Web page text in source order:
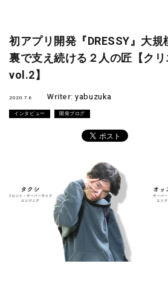
初アプリ開発『DRESSY』大
裏で支え続ける２人の匠【ク
vol.2】
2020.7.6 Writer:yabuzuka
インタビュー 開発ブログ